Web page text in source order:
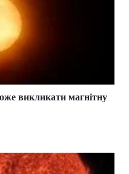
викликати магнітну